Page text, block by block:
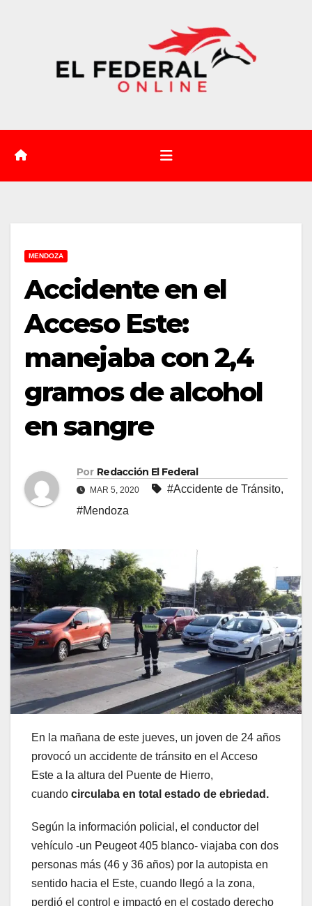
MENDOZA
Accidente en el
Acceso Este:
manejaba con 2,4
gramos de alcohol
en sangre
Por Redacción El Federal
MAR 5, 2020 #Accidente de Tránsito,
#Mendoza
En la mañana de este jueves, un joven de 24 años
provocó un accidente de tránsito en el Acceso
Este a la altura del Puente de Hierro,
cuando circulaba en total estado de ebriedad.
Según la información policial, el conductor del
vehículo -un Peugeot 405 blanco- viajaba con dos
personas más (46 y 36 años) por la autopista en
sentido hacia el Este, cuando llegó a la zona,
perdió el control e impactó en el costado derecho